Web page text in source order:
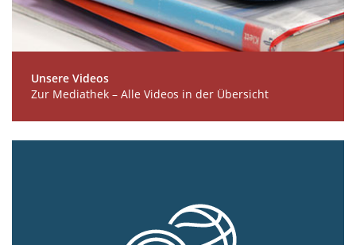
Unsere Videos
Zur Mediathek – Alle Videos in der Übersicht